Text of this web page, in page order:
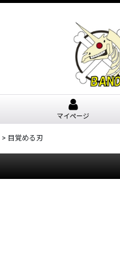
マイページ
> 目覚める刃